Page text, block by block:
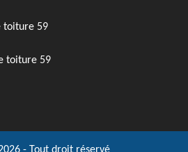
toiture 59
toiture 59